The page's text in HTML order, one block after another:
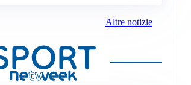
Altre notizie